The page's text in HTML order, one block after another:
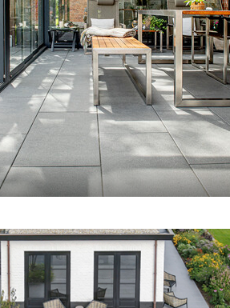
mit sehr feingestrahlter Oberfläche.
CleanTop-Schutz CF 100.